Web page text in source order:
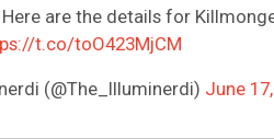
Here are the details for
t.co/toO423MjCM
(@The_Illuminerdi) June